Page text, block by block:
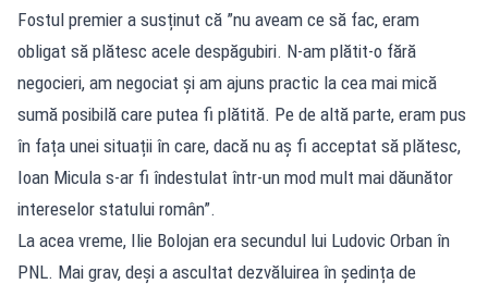
Fostul premier a susținut că ”nu aveam ce să fac, eram
obligat să plătesc acele despăgubiri. N-am plătit-o fără
negocieri, am negociat și am ajuns practic la cea mai mică
sumă posibilă care putea fi plătită. Pe de altă parte, eram pus
în fața unei situații în care, dacă nu aș fi acceptat să plătesc,
Ioan Micula s-ar fi îndestulat într-un mod mult mai dăunător
intereselor statului român”.
La acea vreme, Ilie Bolojan era secundul lui Ludovic Orban în
PNL. Mai grav, deși a ascultat dezvăluirea în ședința de